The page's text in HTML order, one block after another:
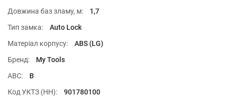
Довжина баз зламу, м:
1,7
Тип замка:
Auto Lock
Матеріал корпусу:
ABS (LG)
Бренд:
My Tools
ABC:
B
Код УКТЗ (НН):
901780100